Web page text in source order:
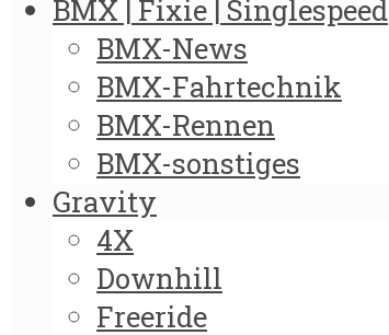
BMX | Fixie | Singlespeed
BMX-News
BMX-Fahrtechnik
BMX-Rennen
BMX-sonstiges
Gravity
4X
Downhill
Freeride